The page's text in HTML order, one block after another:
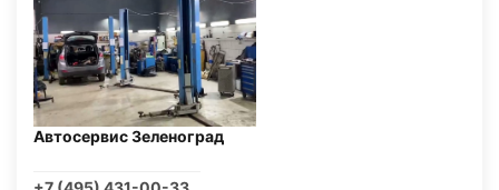
Автосервис Зеленоград